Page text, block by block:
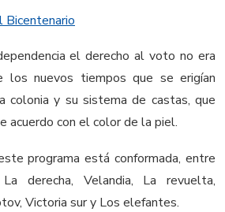
el derecho al voto no era
los nuevos tiempos que se erigían
colonia y su sistema de castas, que
acuerdo con el color de la piel.
programa está conformada, entre
derecha, Velandia, La revuelta,
Victoria sur y Los elefantes.